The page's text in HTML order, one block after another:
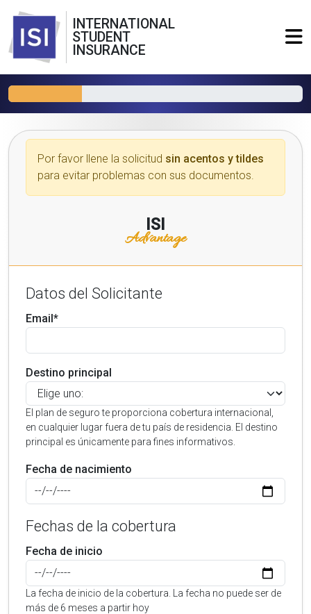
INTERNATIONAL
STUDENT
INSURANCE
Por favor llene la solicitud sin acentos y tildes
para evitar problemas con sus documentos.
ISI
Advantage
Datos del Solicitante
Email*
Destino principal
El plan de seguro te proporciona cobertura internacional,
en cualquier lugar fuera de tu país de residencia. El destino
principal es únicamente para fines informativos.
Fecha de nacimiento
Fechas de la cobertura
Fecha de inicio
La fecha de inicio de la cobertura. La fecha no puede ser de
más de 6 meses a partir hoy